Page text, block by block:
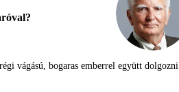
vágású, bogaras emberrel együtt